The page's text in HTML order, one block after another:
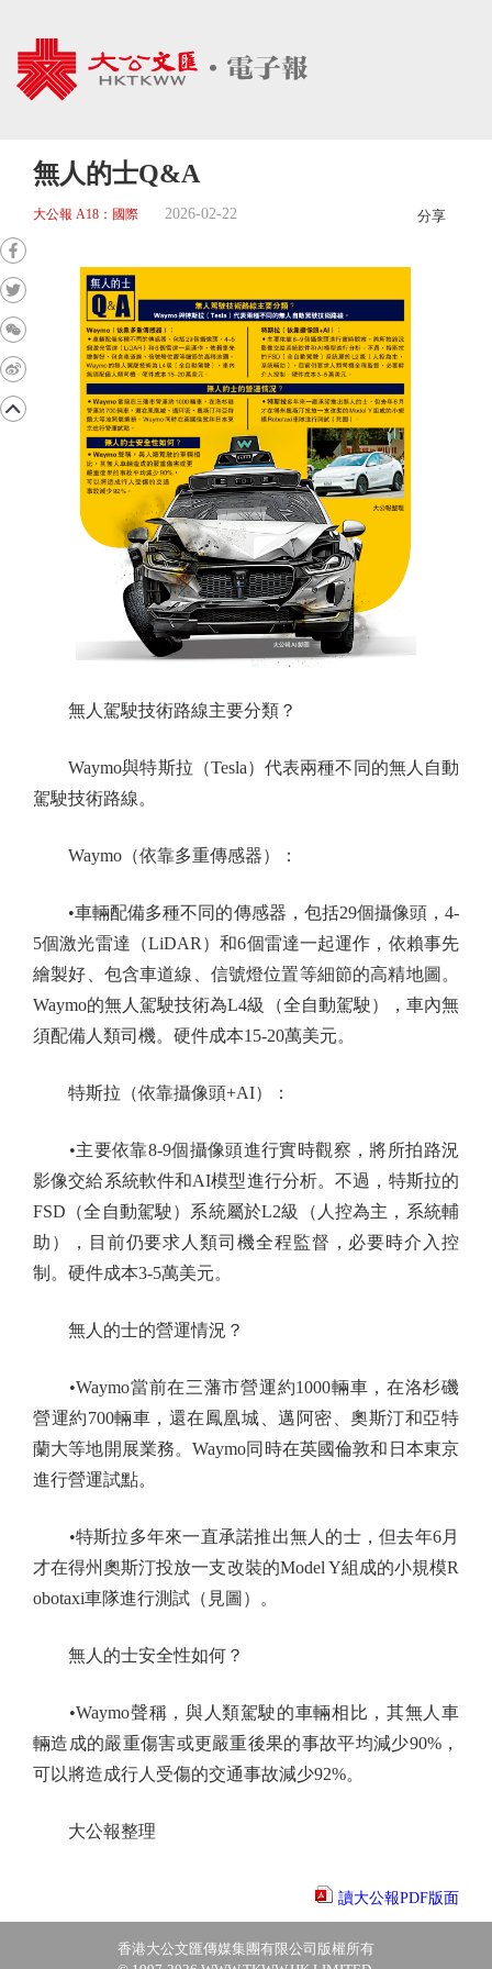
無人的士Q&A
大公報 A18：國際 2026-02-22 分享
無人駕駛技術路線主要分類？
Waymo與特斯拉（Tesla）代表兩種不同的無人自動
駕駛技術路線。
Waymo（依靠多重傳感器）：
•車輛配備多種不同的傳感器，包括29個攝像頭，4-
5個激光雷達（LiDAR）和6個雷達一起運作，依賴事先
繪製好、包含車道線、信號燈位置等細節的高精地圖。
Waymo的無人駕駛技術為L4級（全自動駕駛），車內無
須配備人類司機。硬件成本15-20萬美元。
特斯拉（依靠攝像頭+AI）：
•主要依靠8-9個攝像頭進行實時觀察，將所拍路況
影像交給系統軟件和AI模型進行分析。不過，特斯拉的
FSD（全自動駕駛）系統屬於L2級（人控為主，系統輔
助），目前仍要求人類司機全程監督，必要時介入控
制。硬件成本3-5萬美元。
無人的士的營運情況？
•Waymo當前在三藩市營運約1000輛車，在洛杉磯
營運約700輛車，還在鳳凰城、邁阿密、奧斯汀和亞特
蘭大等地開展業務。Waymo同時在英國倫敦和日本東京
進行營運試點。
•特斯拉多年來一直承諾推出無人的士，但去年6月
才在得州奧斯汀投放一支改裝的Model Y組成的小規模R
obotaxi車隊進行測試（見圖）。
無人的士安全性如何？
•Waymo聲稱，與人類駕駛的車輛相比，其無人車
輛造成的嚴重傷害或更嚴重後果的事故平均減少90%，
可以將造成行人受傷的交通事故減少92%。
大公報整理
讀大公報PDF版面
香港大公文匯傳媒集團有限公司版權所有